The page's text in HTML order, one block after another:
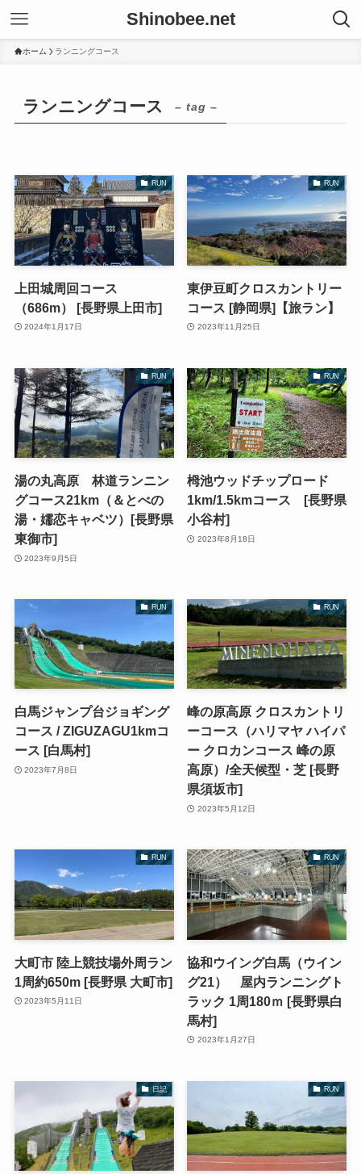
Shinobee.net
ホーム ランニングコース
ランニングコース – tag –
RUN
上田城周回コース
（686m） [長野県上田市]
2024年1月17日
RUN
東伊豆町クロスカントリー
コース [静岡県]【旅ラン】
2023年11月25日
RUN
湯の丸高原 林道ランニン
グコース21km（＆とべの
湯・嬬恋キャベツ）[長野県
東御市]
2023年9月5日
RUN
栂池ウッドチップロード
1km/1.5kmコース [長野県
小谷村]
2023年8月18日
RUN
白馬ジャンプ台ジョギング
コース / ZIGUZAGU1kmコ
ース [白馬村]
2023年7月8日
RUN
峰の原高原 クロスカントリ
ーコース（ハリマヤ ハイパ
ー クロカンコース 峰の原
高原）/全天候型・芝 [長野
県須坂市]
2023年5月12日
RUN
大町市 陸上競技場外周ラン
1周約650m [長野県 大町市]
2023年5月11日
RUN
協和ウイング白馬（ウイン
グ21） 屋内ランニングト
ラック 1周180ｍ [長野県白
馬村]
2023年1月27日
日記 RUN